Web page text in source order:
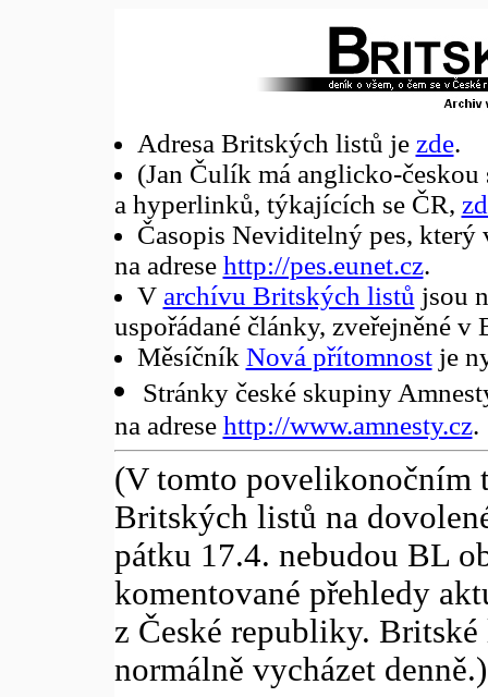
Adresa Britských listů je zde.
(Jan Čulík má anglicko-českou
a hyperlinků, týkajících se ČR,
Časopis Neviditelný pes, který
na adrese http://pes.eunet.cz.
V archívu Britských listů jsou
uspořádané články, zveřejněné
Měsíčník Nová přítomnostje
Stránky české skupiny
na adrese http://www.amnesty.cz.
(V tomto povelikonočním
Britských listů na
pátku 17.4. nebudou BL
komentované přehledy
z České republiky.
normálně vycházet denně.)